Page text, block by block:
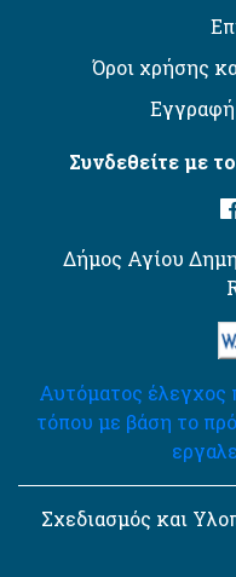
Όροι χρήσης
Συνδεθείτε με
Δήμος Αγίου
Αυτόματος έλεγχος
τόπου με βάση το
Σχεδιασμός και